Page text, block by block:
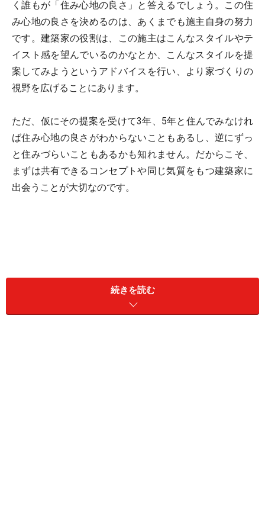
く誰もが「住み心地の良さ」と答えるでしょう。この住
み心地の良さを決めるのは、あくまでも施主自身の努力
です。建築家の役割は、この施主はこんなスタイルやテ
イスト感を望んでいるのかなとか、こんなスタイルを提
案してみようというアドバイスを行い、より家づくりの
視野を広げることにあります。
ただ、仮にその提案を受けて3年、5年と住んでみなけれ
ば住み心地の良さがわからないこともあるし、逆にずっ
と住みづらいこともあるかも知れません。だからこそ、
まずは共有できるコンセプトや同じ気質をもつ建築家に
出会うことが大切なのです。
続きを読む